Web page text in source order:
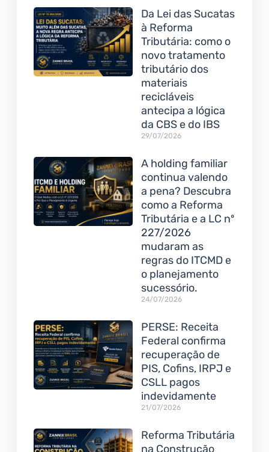
Da Lei das Sucatas
à Reforma
Tributária: como o
novo tratamento
tributário dos
materiais
recicláveis
antecipa a lógica
da CBS e do IBS
29/07/2026
A holding familiar
continua valendo
a pena? Descubra
como a Reforma
Tributária e a LC nº
227/2026
mudaram as
regras do ITCMD e
o planejamento
sucessório.
24/07/2026
PERSE: Receita
Federal confirma
recuperação de
PIS, Cofins, IRPJ e
CSLL pagos
indevidamente
21/07/2026
Reforma Tributária
na Construção